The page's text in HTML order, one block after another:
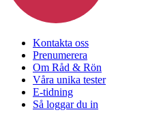
Kontakta oss
Prenumerera
Om Råd & Rön
Våra unika tester
E-tidning
Så loggar du in